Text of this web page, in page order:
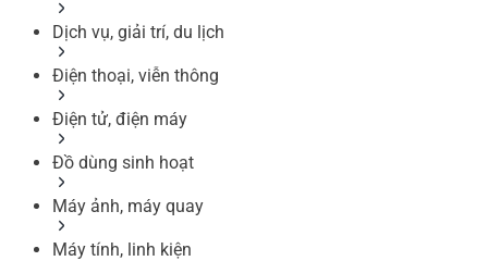
Dịch vụ, giải trí, du lịch
Điện thoại, viễn thông
Điện tử, điện máy
Đồ dùng sinh hoạt
Máy ảnh, máy quay
Máy tính, linh kiện